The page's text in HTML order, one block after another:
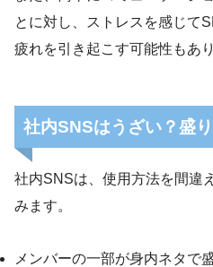
とに対し、ストレスを感じて
疲れを引き起こす可能性もあり
社内SNSはうざい？盛
社内SNSは、使用方法を間違
みます。
メンバーの一部が身内ネタで